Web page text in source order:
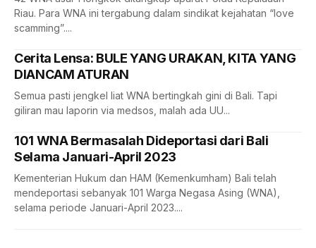
Riau. Para WNA ini tergabung dalam sindikat kejahatan “love
scamming”....
Cerita Lensa: BULE YANG URAKAN, KITA YANG
DIANCAM ATURAN
Semua pasti jengkel liat WNA bertingkah gini di Bali. Tapi
giliran mau laporin via medsos, malah ada UU...
101 WNA Bermasalah Dideportasi dari Bali
Selama Januari-April 2023
Kementerian Hukum dan HAM (Kemenkumham) Bali telah
mendeportasi sebanyak 101 Warga Negasa Asing (WNA),
selama periode Januari-April 2023....